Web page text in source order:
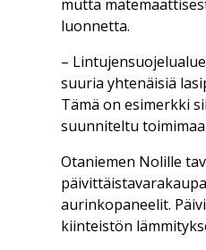
mutta
luonnetta.
–
suuria yhtenäisiä
Tämä on esimerkki
suunniteltu
Otaniemen Nolille
aurinkopaneelit.
kiinteistön